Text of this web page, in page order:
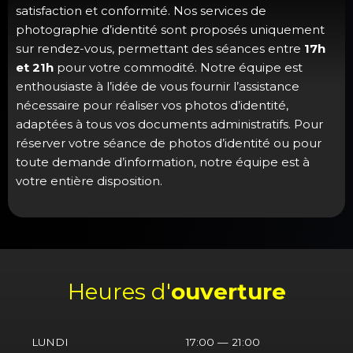
satisfaction et conformité. Nos services de
photographie d’identité sont proposés uniquement
sur rendez-vous, permettant des séances entre 17h
et 21h pour votre commodité. Notre équipe est
enthousiaste à l’idée de vous fournir l’assistance
nécessaire pour réaliser vos photos d’identité,
adaptées à tous vos documents administratifs. Pour
réserver votre séance de photos d’identité ou pour
toute demande d’information, notre équipe est à
votre entière disposition.
Heures d'ouverture
LUNDI 17:00 — 21:00